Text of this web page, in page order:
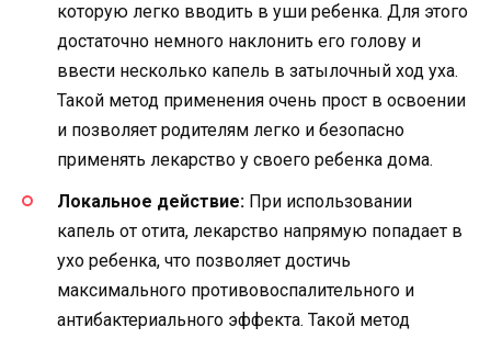
которую легко вводить в уши ребенка. Для этого
достаточно немного наклонить его голову и
ввести несколько капель в затылочный ход уха.
Такой метод применения очень прост в освоении
и позволяет родителям легко и безопасно
применять лекарство у своего ребенка дома.
Локальное действие: При использовании
капель от отита, лекарство напрямую попадает в
ухо ребенка, что позволяет достичь
максимального противовоспалительного и
антибактериального эффекта. Такой метод